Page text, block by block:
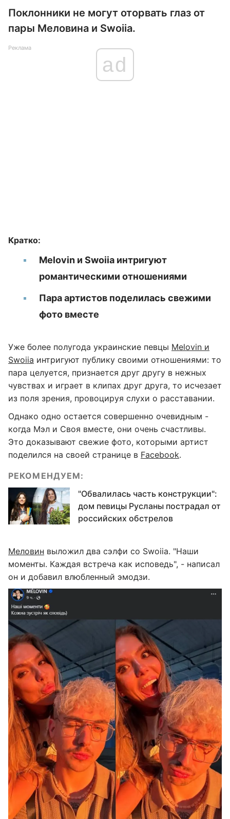
Поклонники не могут оторвать глаз от
пары Меловина и Swoiia.
Реклама
ad
Кратко:
Melovin и Swoiia интригуют
романтическими отношениями
Пара артистов поделилась свежими
фото вместе
Уже более полугода украинские певцы Melovin и
Swoiia интригуют публику своими отношениями: то
пара целуется, признается друг другу в нежных
чувствах и играет в клипах друг друга, то исчезает
из поля зрения, провоцируя слухи о расставании.
Однако одно остается совершенно очевидным -
когда Мэл и Своя вместе, они очень счастливы.
Это доказывают свежие фото, которыми артист
поделился на своей странице в Facebook.
РЕКОМЕНДУЕМ:
"Обвалилась часть конструкции":
дом певицы Русланы пострадал от
российских обстрелов
Меловин выложил два сэлфи со Swoiia. "Наши
моменты. Каждая встреча как исповедь", - написал
он и добавил влюбленный эмодзи.